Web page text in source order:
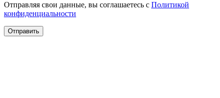
Отправляя свои данные, вы соглашаетесь с Политикой
конфиденциальности
Отправить